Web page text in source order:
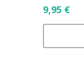
9,95 €